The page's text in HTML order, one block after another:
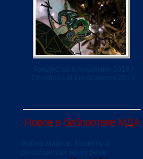
Новое в библиотеке МДА